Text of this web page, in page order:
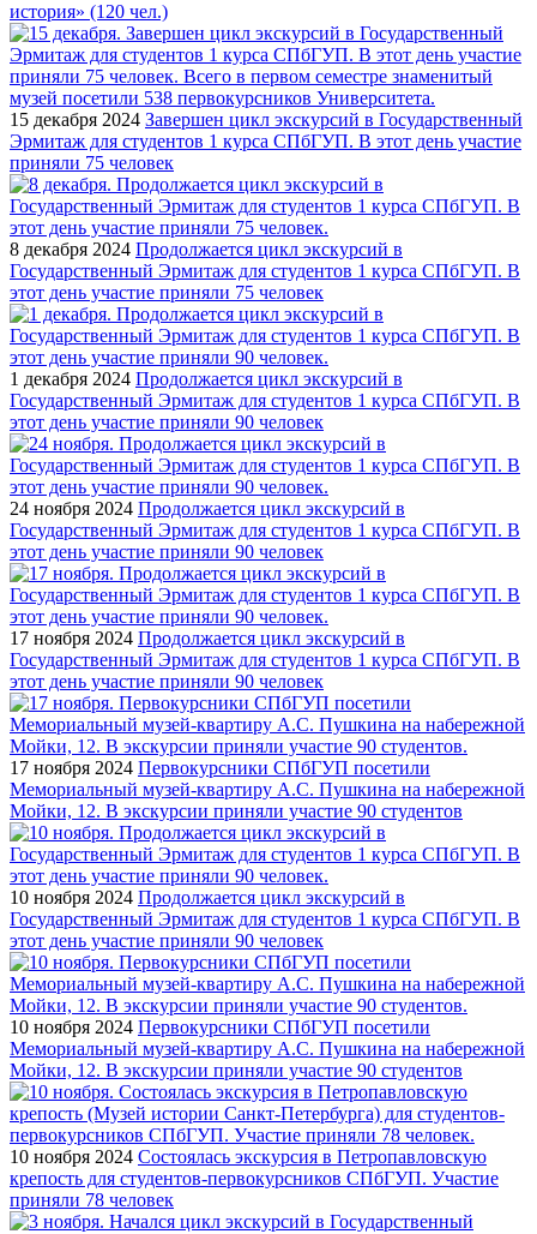
история» (120 чел.)
15 декабря 2024 Завершен цикл экскурсий в Государственный
Эрмитаж для студентов 1 курса СПбГУП. В этот день участие
приняли 75 человек
8 декабря 2024 Продолжается цикл экскурсий в
Государственный Эрмитаж для студентов 1 курса СПбГУП. В
этот день участие приняли 75 человек
1 декабря 2024 Продолжается цикл экскурсий в
Государственный Эрмитаж для студентов 1 курса СПбГУП. В
этот день участие приняли 90 человек
24 ноября 2024 Продолжается цикл экскурсий в
Государственный Эрмитаж для студентов 1 курса СПбГУП. В
этот день участие приняли 90 человек
17 ноября 2024 Продолжается цикл экскурсий в
Государственный Эрмитаж для студентов 1 курса СПбГУП. В
этот день участие приняли 90 человек
17 ноября 2024 Первокурсники СПбГУП посетили
Мемориальный музей-квартиру А.С. Пушкина на набережной
Мойки, 12. В экскурсии приняли участие 90 студентов
10 ноября 2024 Продолжается цикл экскурсий в
Государственный Эрмитаж для студентов 1 курса СПбГУП. В
этот день участие приняли 90 человек
10 ноября 2024 Первокурсники СПбГУП посетили
Мемориальный музей-квартиру А.С. Пушкина на набережной
Мойки, 12. В экскурсии приняли участие 90 студентов
10 ноября 2024 Состоялась экскурсия в Петропавловскую
крепость для студентов-первокурсников СПбГУП. Участие
приняли 78 человек